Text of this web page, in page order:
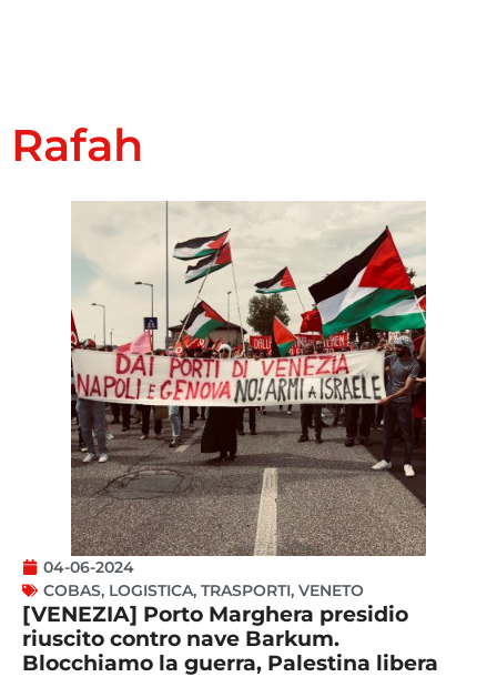
Rafah
04-06-2024
COBAS, LOGISTICA, TRASPORTI, VENETO
[VENEZIA] Porto Marghera presidio
riuscito contro nave Barkum.
Blocchiamo la guerra, Palestina libera